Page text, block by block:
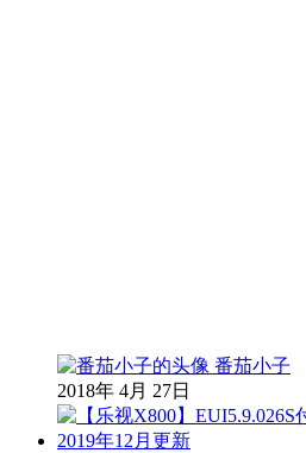
番茄小子
2018年 4月 27日